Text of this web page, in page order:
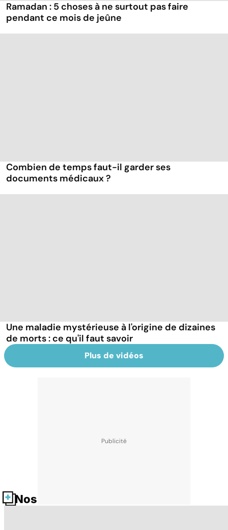
Ramadan : 5 choses à ne surtout pas faire
pendant ce mois de jeûne
Combien de temps faut-il garder ses
documents médicaux ?
Une maladie mystérieuse à l'origine de dizaines
de morts : ce qu'il faut savoir
Plus de vidéos
Nos fiches santé